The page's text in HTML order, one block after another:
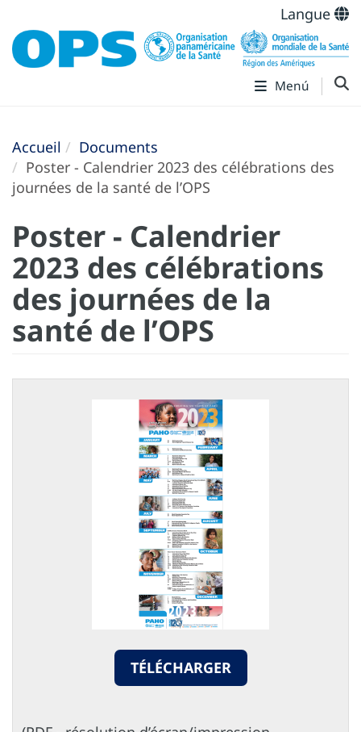
Langue
Menú
Accueil
Documents
Poster - Calendrier 2023 des célébrations des
journées de la santé de l’OPS
Poster - Calendrier
2023 des célébrations
des journées de la
santé de l’OPS
TÉLÉCHARGER